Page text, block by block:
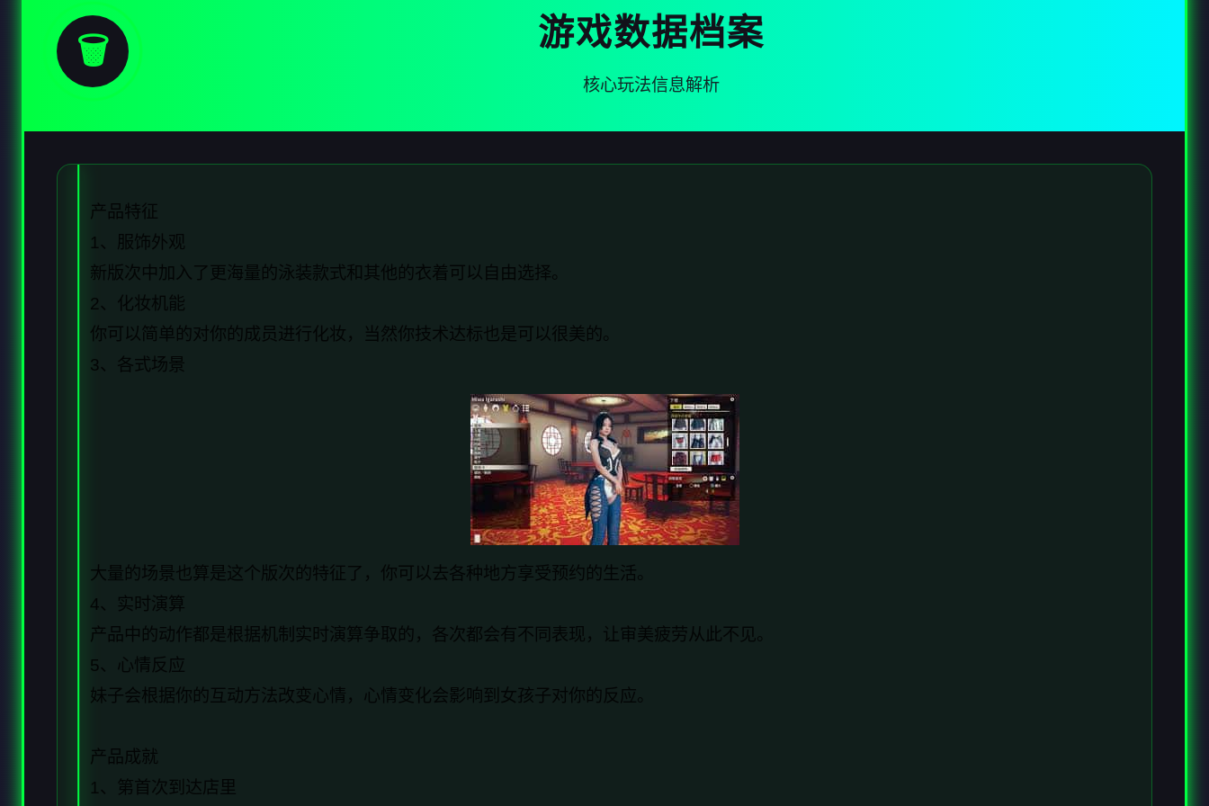
🗑️ 游戏数据档案
核心玩法信息解析
产品特征
1、服饰外观
新版次中加入了更海量的泳装款式和其他的衣着可以自由选择。
2、化妆机能
你可以简单的对你的成员进行化妆，当然你技术达标也是可以很美的。
3、各式场景
大量的场景也算是这个版次的特征了，你可以去各种地方享受预约的生活。
4、实时演算
产品中的动作都是根据机制实时演算争取的，各次都会有不同表现，让审美疲劳从此不见。
5、心情反应
妹子会根据你的互动方法改变心情，心情变化会影响到女孩子对你的反应。
产品成就
1、第首次到达店里